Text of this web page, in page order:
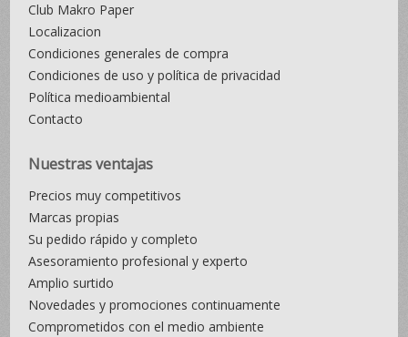
Club Makro Paper
Localizacion
Condiciones generales de compra
Condiciones de uso y política de privacidad
Política medioambiental
Contacto
Nuestras ventajas
Precios muy competitivos
Marcas propias
Su pedido rápido y completo
Asesoramiento profesional y experto
Amplio surtido
Novedades y promociones continuamente
Comprometidos con el medio ambiente